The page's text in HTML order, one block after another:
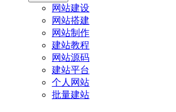
网站建设
网站搭建
网站制作
建站教程
网站源码
建站平台
个人网站
批量建站